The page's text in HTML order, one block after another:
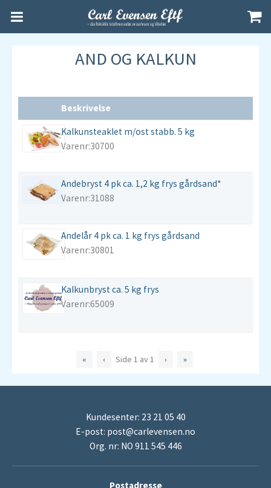
AND OG KALKUN
Beskrivelse
Kalkunsteaklet m/ost stabb. 5 kg
Varenr:30700
Andebryst 4 pk ca. 1,2 kg frys gårdsand*
Varenr:31088
Andelår 4 pk ca. 1 kg frys gårdsand
Varenr:30801
Kalkunbryst ca. 5 kg frys
Varenr:65009
« ‹ Side 1 av1 › »
Kundesenter: 23 21 05 40
E-post: post@carlevensen.no
Org. nr: NO 911 545 446
Postadresse